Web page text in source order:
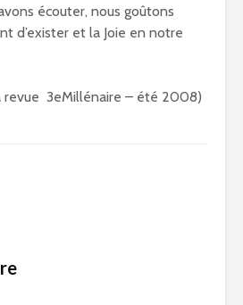
écouter, nous goûtons
d’exister et la Joie en notre
revue 3eMillénaire – été 2008)